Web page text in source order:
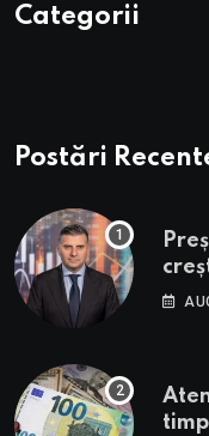
Categorii
Postări